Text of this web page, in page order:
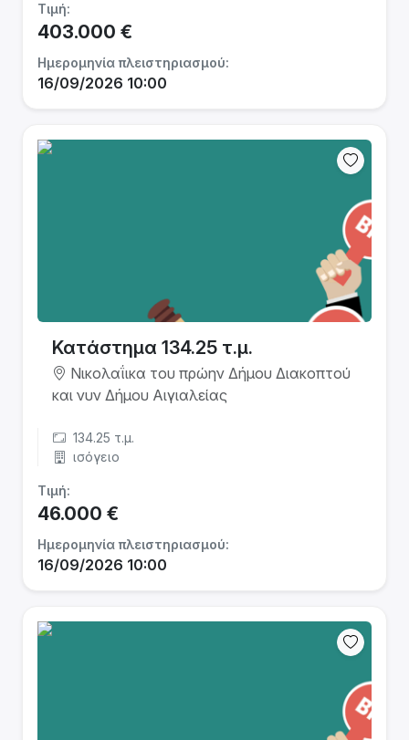
Τιμή:
403.000 €
Ημερομηνία πλειστηριασμού:
16/09/2026 10:00
Κατάστημα 134.25 τ.μ.
Νικολαΐικα του πρώην Δήμου Διακοπτού
και νυν Δήμου Αιγιαλείας
134.25 τ.μ.
ισόγειο
Τιμή:
46.000 €
Ημερομηνία πλειστηριασμού:
16/09/2026 10:00